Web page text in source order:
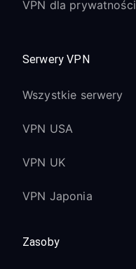
VPN dla prywatności
Serwery VPN
Wszystkie serwery
VPN USA
VPN UK
VPN Japonia
Zasoby